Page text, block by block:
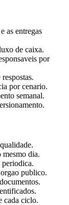
as entregas
de caixa.
por
por cenario.
semanal.
mesmo dia.
periodica.
publico.
cada ciclo.